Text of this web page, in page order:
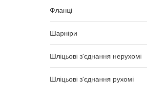
Фланці
Шарніри
Шліцьові з'єднання нерухомі
Шліцьові з'єднання рухомі